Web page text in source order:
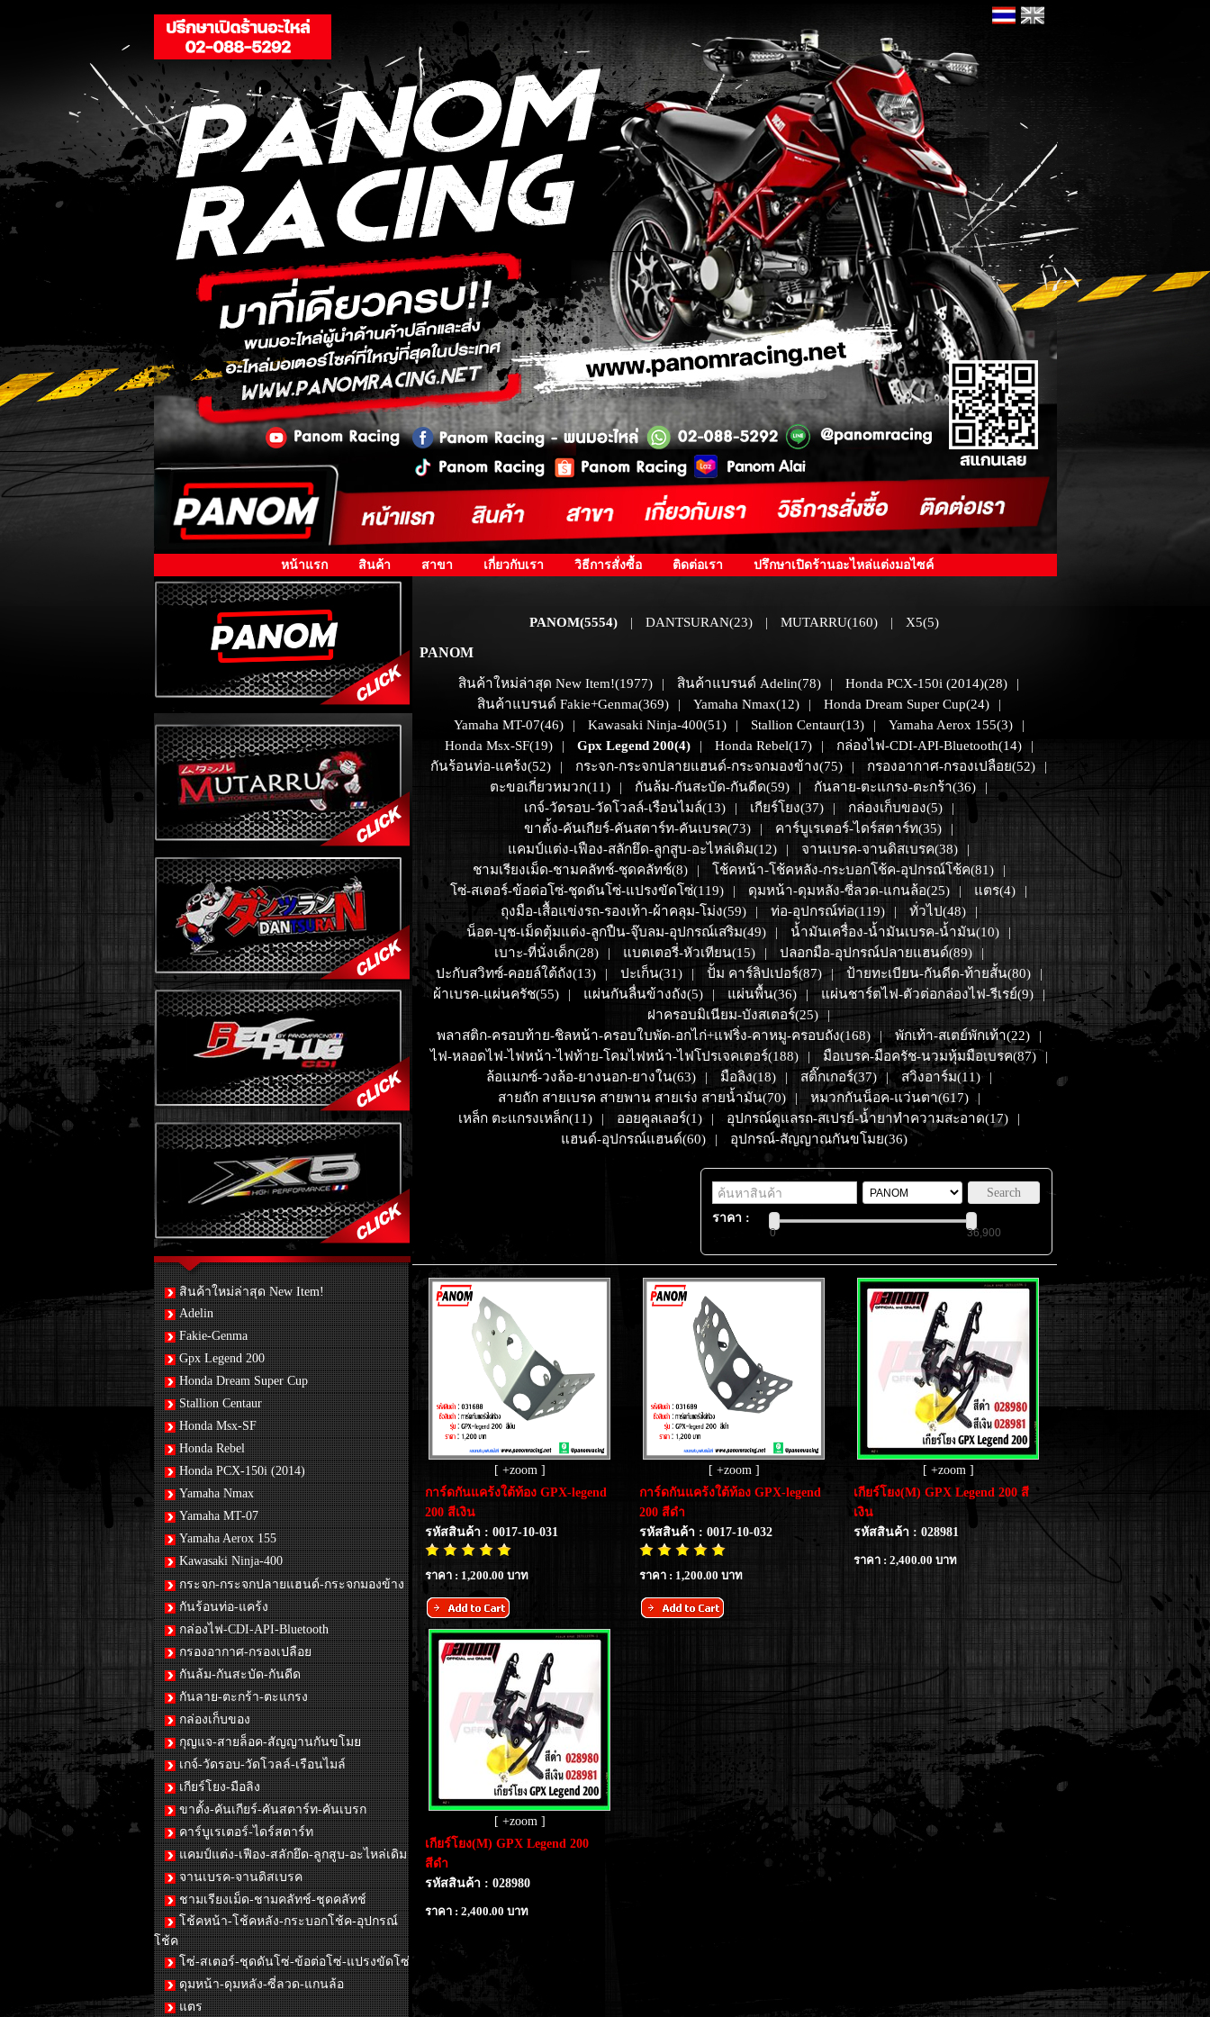
หน้าแรก สินค้า สาขา เกี่ยวกับเรา วิธีการสั่งซื้อ ติดต่อเรา ปรึกษาเปิดร้านอะไหล่แต่งมอไซค์
สินค้าใหม่ล่าสุด New Item!
Adelin
Fakie-Genma
Gpx Legend 200
Honda Dream Super Cup
Stallion Centaur
Honda Msx-SF
Honda Rebel
Honda PCX-150i (2014)
Yamaha Nmax
Yamaha MT-07
Yamaha Aerox 155
Kawasaki Ninja-400
กระจก-กระจกปลายแฮนด์-กระจกมองข้าง
กันร้อนท่อ-แคร้ง
กล่องไฟ-CDI-API-Bluetooth
กรองอากาศ-กรองเปลือย
กันล้ม-กันสะบัด-กันดีด
กันลาย-ตะกร้า-ตะแกรง
กล่องเก็บของ
กุญแจ-สายล็อค-สัญญานกันขโมย
เกจ์-วัดรอบ-วัดโวลล์-เรือนไมล์
เกียร์โยง-มือลิง
ขาตั้ง-คันเกียร์-คันสตาร์ท-คันเบรก
คาร์บูเรเตอร์-ไดร์สตาร์ท
แคมป์แต่ง-เฟือง-สลักยึด-ลูกสูบ-อะไหล่เดิม
จานเบรค-จานดิสเบรค
ชามเรียงเม็ด-ชามคลัทช์-ชุดคลัทช์
โช้คหน้า-โช้คหลัง-กระบอกโช้ค-อุปกรณ์
โช้ค
โซ่-สเตอร์-ชุดดันโซ่-ข้อต่อโซ่-แปรงขัดโซ่
ดุมหน้า-ดุมหลัง-ซี่ลวด-แกนล้อ
แตร
PANOM(5554) DANTSURAN(23) MUTARRU(160)
X5(5)
PANOM
สินค้าใหม่ล่าสุด New Item!(1977)
สินค้าแบรนด์ Adelin(78) Honda PCX-150i (2014)(28)
สินค้าแบรนด์ Fakie+Genma(369) Yamaha Nmax(12) Honda Dream Super Cup(24)
Yamaha MT-07(46) Kawasaki Ninja-400(51) Stallion Centaur(13) Yamaha Aerox 155(3)
Honda Msx-SF(19) Gpx Legend 200(4) Honda Rebel(17) กล่องไฟ-CDI-API-Bluetooth(14)
กันร้อนท่อ-แคร้ง(52) กระจก-กระจกปลายแฮนด์-กระจกมองข้าง(75) กรองอากาศ-กรองเปลือย(52)
ตะขอเกี่ยวหมวก(11) กันล้ม-กันสะบัด-กันดีด(59) กันลาย-ตะแกรง-ตะกร้า(36)
เกจ์-วัดรอบ-วัดโวลล์-เรือนไมล์(13) เกียร์โยง(37) กล่องเก็บของ(5)
ขาตั้ง-คันเกียร์-คันสตาร์ท-คันเบรค(73) คาร์บูเรเตอร์-ไดร์สตาร์ท(35)
แคมป์แต่ง-เฟือง-สลักยึด-ลูกสูบ-อะไหล่เดิม(12) จานเบรค-จานดิสเบรค(38)
ชามเรียงเม็ด-ชามคลัทช์-ชุดคลัทช์(8) โช้คหน้า-โช้คหลัง-กระบอกโช้ค-อุปกรณ์โช้ค(81)
โซ่-สเตอร์-ข้อต่อโซ่-ชุดดันโซ่-แปรงขัดโซ่(119) ดุมหน้า-ดุมหลัง-ซี่ลวด-แกนล้อ(25) แตร(4) |
ถุงมือ-เสื้อแข่งรถ-รองเท้า-ผ้าคลุม-โม่ง(59) ท่อ-อุปกรณ์ท่อ(119) ทั่วไป(48) |
น็อต-บุช-เม็ดตุ้มแต่ง-ลูกปืน-จุ๊บลม-อุปกรณ์เสริม(49) น้ำมันเครื่อง-น้ำมันเบรค-น้ำมัน(10) |
เบาะ-ที่นั่งเด็ก(28) แบตเตอรี่-หัวเทียน(15) ปลอกมือ-อุปกรณ์ปลายแฮนด์(89)
ปะกับสวิทซ์-คอยล์ใต้ถัง(13) ปะเก็น(31) ปั้ม คาร์ลิปเปอร์(87) | ป้ายทะเบียน-กันดีด-ท้ายสั้น(80)
ผ้าเบรค-แผ่นครัช(55) แผ่นกันลื่นข้างถัง(5) แผ่นพื้น(36) แผ่นชาร์ตไฟ-ตัวต่อกล่องไฟ-รีเรย์(9) |
ฝาครอบมิเนียม-บังสเตอร์(25) |
พลาสติก-ครอบท้าย-ชิลหน้า-ครอบใบพัด-อกไก่+แฟริ่ง-คาหมู-ครอบถัง(168) | พักเท้า-สเตย์พักเท้า(22)
ไฟ-หลอดไฟ-ไฟหน้า-ไฟท้าย-โคมไฟหน้า-ไฟโปรเจคเตอร์(188) มือเบรค-มือครัช-นวมหุ้มมือเบรค(87)
ล้อแมกซ์-วงล้อ-ยางนอก-ยางใน(63) มือลิง(18) สติ๊กเกอร์(37) | สวิงอาร์ม(11)
สายถัก สายเบรค สายพาน สายเร่ง สายน้ำมัน(70) หมวกกันน็อค-แว่นตา(617) |
เหล็ก ตะแกรงเหล็ก(11) ออยคูลเลอร์(1) อุปกรณ์ดูแลรถ-สเปรย์-น้ำยาทำความสะอาด(17)
แฮนด์-อุปกรณ์แฮนด์(60) อุปกรณ์-สัญญาณกันขโมย(36)
Search
ราคา :
0 36,900
[ +zoom ]
การ์ดกันแคร้งใต้ท้อง GPX-legend
200 สีเงิน
รหัสสินค้า : 0017-10-031
ราคา : 1,200.00 บาท
[ +zoom ]
การ์ดกันแคร้งใต้ท้อง GPX-legend
200 สีดำ
รหัสสินค้า : 0017-10-032
ราคา : 1,200.00 บาท
[ +zoom ]
เกียร์โยง(M) GPX Legend 200 สี
เงิน
รหัสสินค้า : 028981
ราคา : 2,400.00 บาท
[ +zoom ]
เกียร์โยง(M) GPX Legend 200
สีดำ
รหัสสินค้า : 028980
ราคา : 2,400.00 บาท